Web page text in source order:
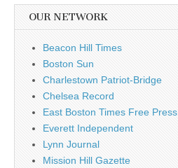
OUR NETWORK
Beacon Hill Times
Boston Sun
Charlestown Patriot-Bridge
Chelsea Record
East Boston Times Free Press
Everett Independent
Lynn Journal
Mission Hill Gazette